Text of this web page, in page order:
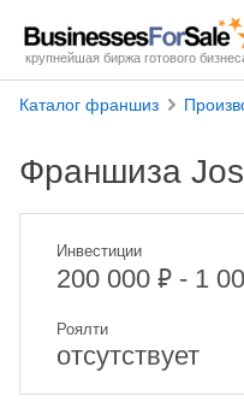
крупнейшая биржа готового
Каталог франшиз
Франшиза
Инвестиции
200 000 ₽ - 1
Роялти
отсутствует